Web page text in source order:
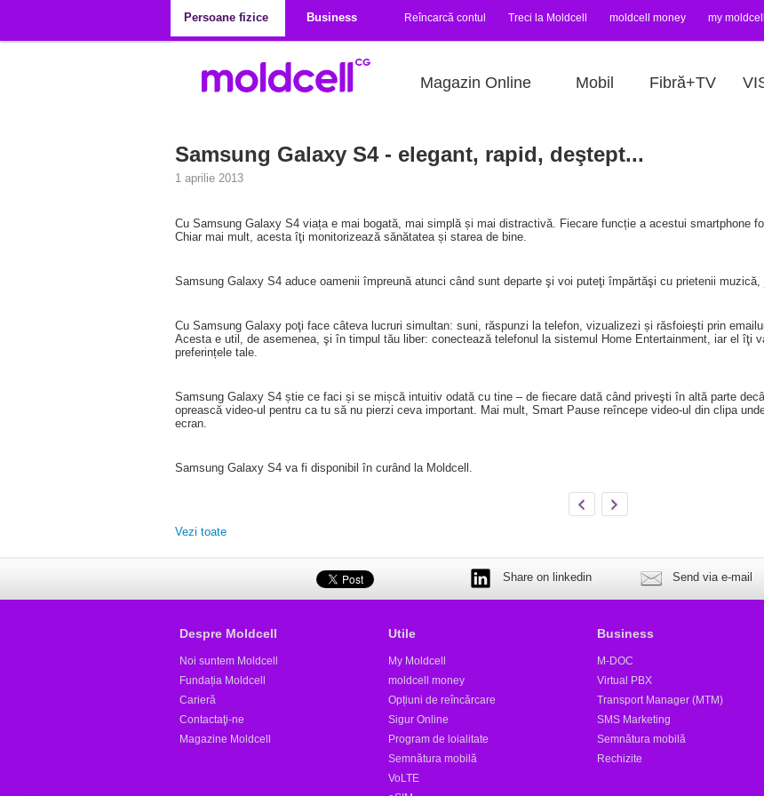
Persoane fizice
Business Reîncarcă contul Treci la Moldcell moldcell money my moldcell
Magazin Online Mobil Fibră+TV
Samsung Galaxy S4 - elegant, rapid, deştept...
1 aprilie 2013
Cu Samsung Galaxy S4 viața e mai bogată, mai simplă și mai distractivă. Fiecare funcție a acestui smartphone
Chiar mai mult, acesta îţi monitorizează sănătatea și starea de bine.
Samsung Galaxy S4 aduce oamenii împreună atunci când sunt departe şi voi puteţi împărtăşi cu prietenii
Cu Samsung Galaxy poţi face câteva lucruri simultan: suni, răspunzi la telefon, vizualizezi și răsfoieşti prin
Acesta e util, de asemenea, şi în timpul tău liber: conectează telefonul la sistemul Home Entertainment, iar el îţi
preferințele tale.
Samsung Galaxy S4 știe ce faci și se mișcă intuitiv odată cu tine – de fiecare dată când priveşti în altă parte
oprească video-ul pentru ca tu să nu pierzi ceva important. Mai mult, Smart Pause reîncepe video-ul din clipa
ecran.
Samsung Galaxy S4 va fi disponibil în curând la Moldcell.
Vezi toate
Share on linkedin Send via e-mail
Despre Moldcell
Noi suntem Moldcell
Fundația Moldcell
Carieră
Contactaţi-ne
Magazine Moldcell
Utile
My Moldcell
moldcell money
Opțiuni de reîncărcare
Sigur Online
Program de loialitate
Semnătura mobilă
VoLTE
Business
M-DOC
Virtual PBX
Transport Manager (MTM)
SMS Marketing
Semnătura mobilă
Rechizite